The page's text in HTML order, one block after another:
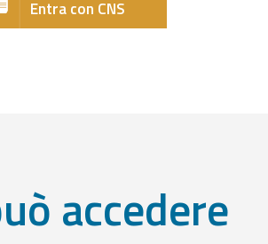
Entra con CNS
accedere